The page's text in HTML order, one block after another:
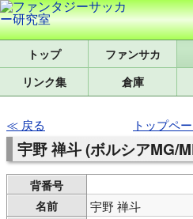
トップ
リンク集
倉庫
戻る トップペ
宇野 禅斗 (ボルシアMG/
背番号
名前
宇野 禅斗